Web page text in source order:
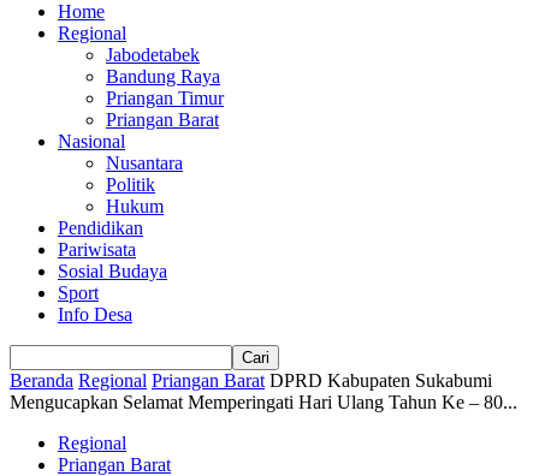
Home
Regional
Jabodetabek
Bandung Raya
Priangan Timur
Priangan Barat
Nasional
Nusantara
Politik
Hukum
Pendidikan
Pariwisata
Sosial Budaya
Sport
Info Desa
Beranda Regional Priangan Barat DPRD Kabupaten Sukabumi
Mengucapkan Selamat Memperingati Hari Ulang Tahun Ke – 80...
Regional
Priangan Barat